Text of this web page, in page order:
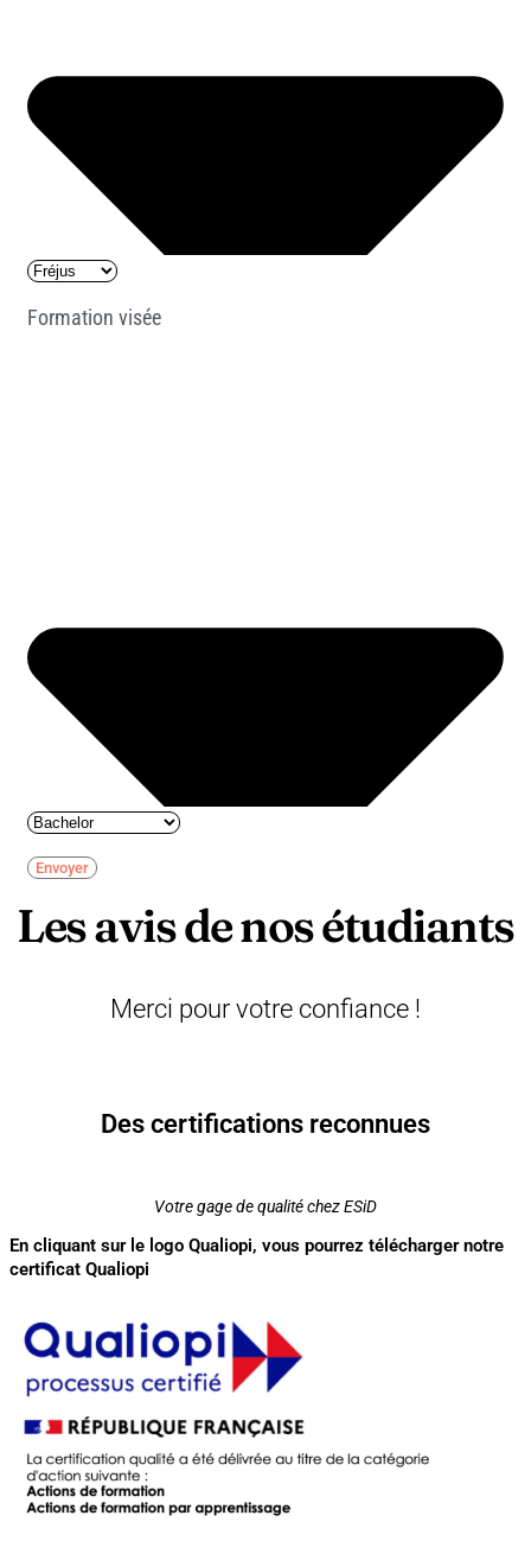
Formation visée
Envoyer
Les avis de nos étudiants
Merci pour votre confiance !
Des certifications reconnues
Votre gage de qualité chez ESiD
En cliquant sur le logo Qualiopi, vous pourrez télécharger notre
certificat Qualiopi